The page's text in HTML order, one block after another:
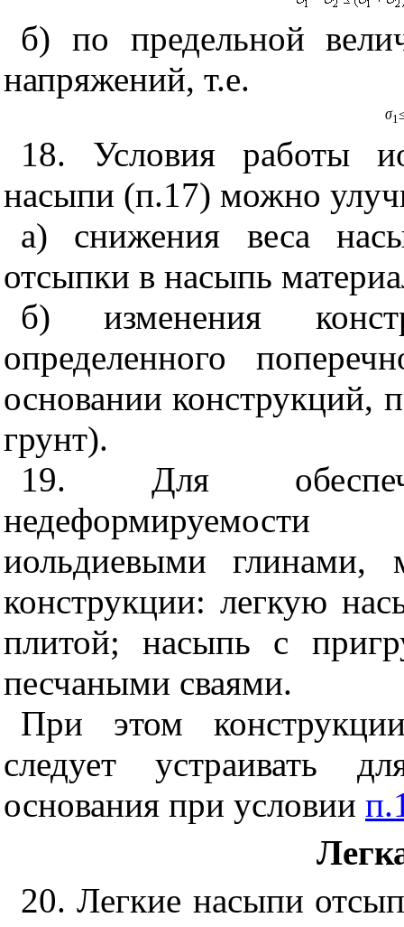
б) по предельной
напряжений, т.е.
σ1
18. Условия работы
насыпи (п.17) можно
а) снижения веса
отсыпки в насыпь
б) изменения
определенного
основании конструкций,
грунт).
19. Для
иольдиевыми глинами,
конструкции: легкую
плитой; насыпь с
песчаными сваями.
При этом
следует устраивать
основания при условии
20. Легкие насыпи